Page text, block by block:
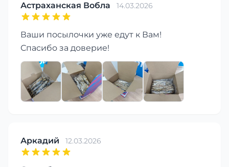
Астраханская Вобла 14.03.2026
Ваши посылочки уже едут к Вам!
Спасибо за доверие!
Аркадий 12.03.2026